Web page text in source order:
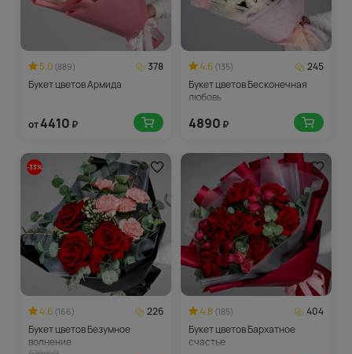
5.0 (889)
378
Букет цветов Армида
от4410 ₽
4.6 (135)
245
Букет цветов Бесконечная
любовь
4890 ₽
-33%
4.6 (166)
226
Букет цветов Безумное
волнение
4.8 (185)
404
Букет цветов Бархатное
счастье